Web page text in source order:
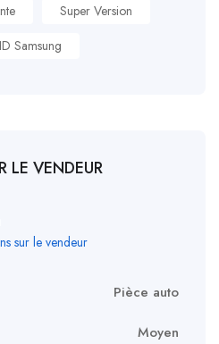
Super Version
Samsung
LE VENDEUR
sur le vendeur
Pièce auto
Moyen